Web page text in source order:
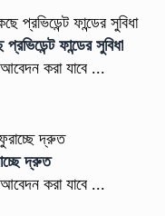
ফান্ডের সুবিধা
করা যাবে ...
দ্রুত
করা যাবে ...